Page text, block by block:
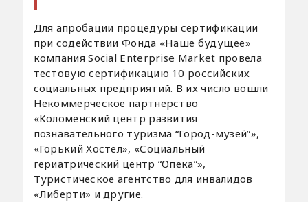
Для апробации процедуры сертификации
при содействии Фонда «Наше будущее»
компания Social Enterprise Market провела
тестовую сертификацию 10 российских
социальных предприятий. В их число вошли
Некоммерческое партнерство
«Коломенский центр развития
познавательного туризма “Город-музей”»,
«Горький Хостел», «Социальный
гериатрический центр “Опека”»,
Туристическое агентство для инвалидов
«Либерти» и другие.